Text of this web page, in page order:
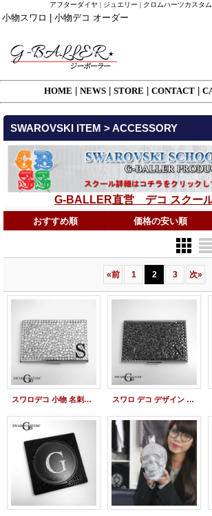
アフターダイヤ | ジュエリー | クロムハーツカスタ
小物スワロ | 小物デコ オーダー
HOME NEWS STORE CONTACT
SWAROVSKI ITEM > ACCESSORY
G-BALLER直営 デコ スクー
おすすめ順 価格の安い順
«前 1 2 3 次»
スワロデコ 小物 名刺入れ スワロフスキー デコ スワロ デコ デザイン 名刺ケース スワロフスキー デコ